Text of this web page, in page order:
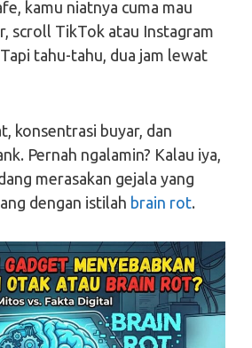
kamu niatnya cuma mau
scroll TikTok atau Instagram
tahu-tahu, dua jam lewat
konsentrasi buyar, dan
Pernah ngalamin? Kalau iya,
merasakan gejala yang
dengan istilah brain rot.